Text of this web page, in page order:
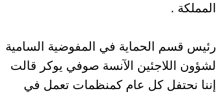
المملكة .
رئيس قسم الحماية في المفوضية السامية
لشؤون اللاجئين الآنسة صوفي يوكر قالت
إننا نحتفل كل عام كمنظمات تعمل في